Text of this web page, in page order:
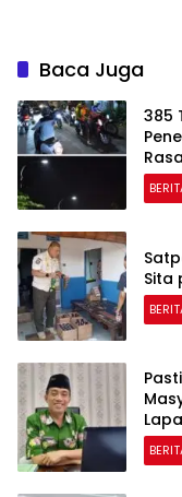
Baca Juga
385
Sita